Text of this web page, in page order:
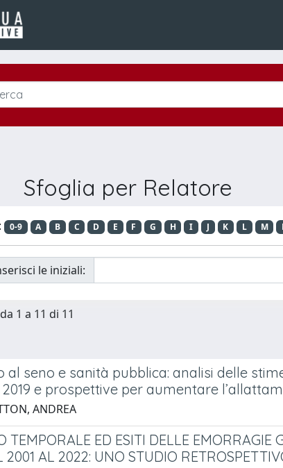
Sfoglia per Relatore
0-9 A B C D E F G H I J K L M
le iniziali:
1 a 11 di 11
seno e sanità pubblica: analisi delle
2019 e prospettive per aumentare
ANDREA
TEMPORALE ED ESITI DELLE EMORRAGIE
2001 AL 2022: UNO STUDIO